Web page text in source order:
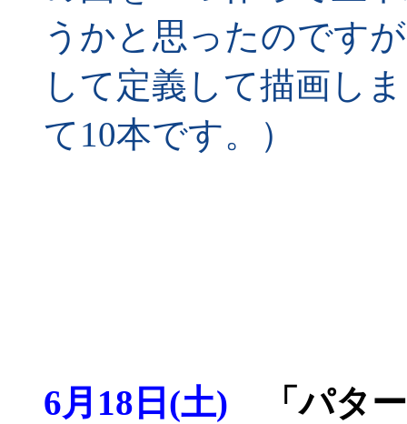
うかと思ったのです
して定義して描画し
て10本です。）
6月18日(土) 「パター